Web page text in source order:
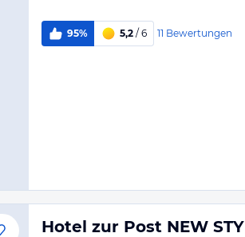
95% 5,2 / 6 11 Bewertungen
Hotel zur Post NEW